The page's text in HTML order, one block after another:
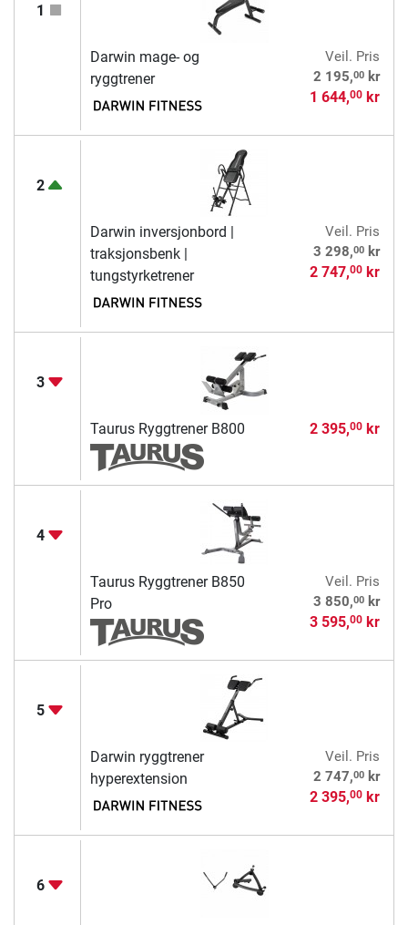
1
Darwin mage- og
ryggtrener
Veil. Pris
2 195,00kr
1 644,00kr
2
Darwin inversjonbord |
traksjonsbenk |
tungstyrketrener
Veil. Pris
3 298,00kr
2 747,00kr
3
Taurus Ryggtrener B800 2 395,00kr
4
Taurus Ryggtrener B850
Pro
Veil. Pris
3 850,00kr
3 595,00kr
5
Darwin ryggtrener
hyperextension
Veil. Pris
2 747,00kr
2 395,00kr
6